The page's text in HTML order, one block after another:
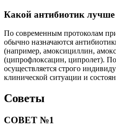
Какой антибиотик лучше
По современным протоколам
обычно назначаются
(например, амоксициллин,
(ципрофлоксацин, ципролет).
осуществляется строго
клинической ситуации и
Советы
СОВЕТ №1